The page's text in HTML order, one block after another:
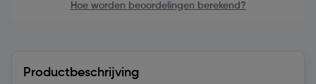
Hoe worden beoordelingen berekend?
Productbeschrijving